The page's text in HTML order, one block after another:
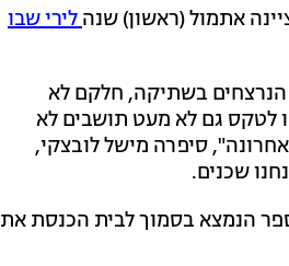
אתמול (ראשון) שנהלירי שבו
משפחותיהם של הנרצחים בשתיקה, חלקם לא
לטקס גם לא מעט תושבים לא
סיפרה מישל לובצקי,
שכנים.
הנמצא בסמוך לבית הכנסת את